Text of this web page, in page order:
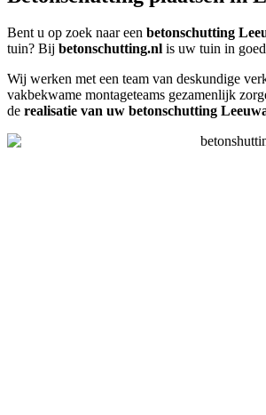
Bent u op zoek naar een betonschutting
tuin? Bij betonschutting.nl is uw tuin in
Wij werken met een team van deskundige
vakbekwame montageteams gezamenlijk
de realisatie van uw betonschutting